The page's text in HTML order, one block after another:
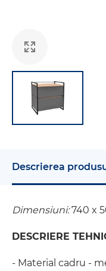
Descrierea
Dimensiuni:740 x
DESCRIERE
- Material cadru -